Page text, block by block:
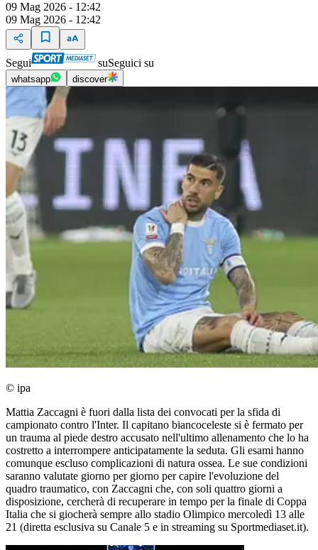
09 Mag 2026 - 12:42
09 Mag 2026 - 12:42
Segui suSeguici su
whatsapp discover
© ipa
Mattia Zaccagni è fuori dalla lista dei convocati per la sfida di
campionato contro l'Inter. Il capitano biancoceleste si è fermato per
un trauma al piede destro accusato nell'ultimo allenamento che lo ha
costretto a interrompere anticipatamente la seduta. Gli esami hanno
comunque escluso complicazioni di natura ossea. Le sue condizioni
saranno valutate giorno per giorno per capire l'evoluzione del
quadro traumatico, con Zaccagni che, con soli quattro giorni a
disposizione, cercherà di recuperare in tempo per la finale di Coppa
Italia che si giocherà sempre allo stadio Olimpico mercoledì 13 alle
21 (diretta esclusiva su Canale 5 e in streaming su Sportmediaset.it).